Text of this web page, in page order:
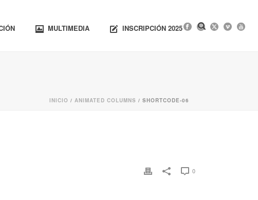
MULTIMEDIA INSCRIPCIÓN 2025
INICIO / ANIMATED COLUMNS / SHORTCODE-06
0